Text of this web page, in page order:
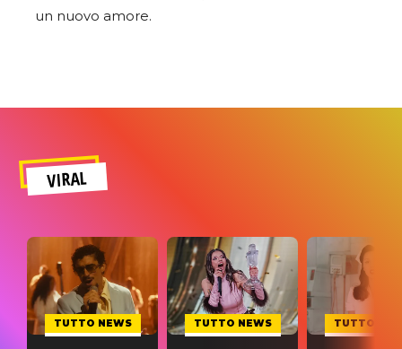
un nuovo amore.
VIRAL
TUTTO NEWS TUTTO NEWS TUTTO